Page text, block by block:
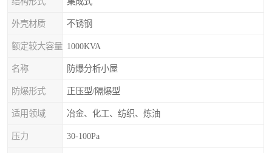
外壳材质 不锈钢
额定较大容量 1000KVA
名称 防爆分析小屋
防爆形式 正压型/隔爆型
适用领域 冶金、化工、纺织、炼油
压力 30-100Pa